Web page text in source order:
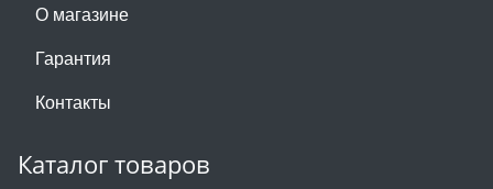
О магазине
Гарантия
Контакты
Каталог товаров